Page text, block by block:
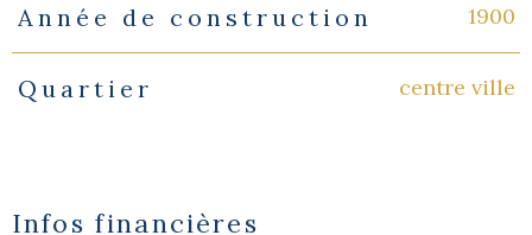
Année de construction 1900
Quartier centre ville
Infos financières